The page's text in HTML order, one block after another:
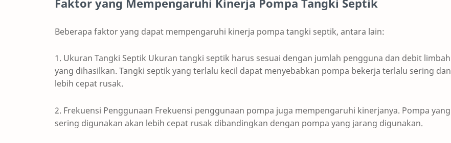
Faktor yang Mempengaruhi Kinerja Pompa Tangki Septik
Beberapa faktor yang dapat mempengaruhi kinerja pompa tangki septik, antara lain:
1. Ukuran Tangki Septik Ukuran tangki septik harus sesuai dengan jumlah pengguna dan debit limbah
yang dihasilkan. Tangki septik yang terlalu kecil dapat menyebabkan pompa bekerja terlalu sering dan
lebih cepat rusak.
2. Frekuensi Penggunaan Frekuensi penggunaan pompa juga mempengaruhi kinerjanya. Pompa yang
sering digunakan akan lebih cepat rusak dibandingkan dengan pompa yang jarang digunakan.